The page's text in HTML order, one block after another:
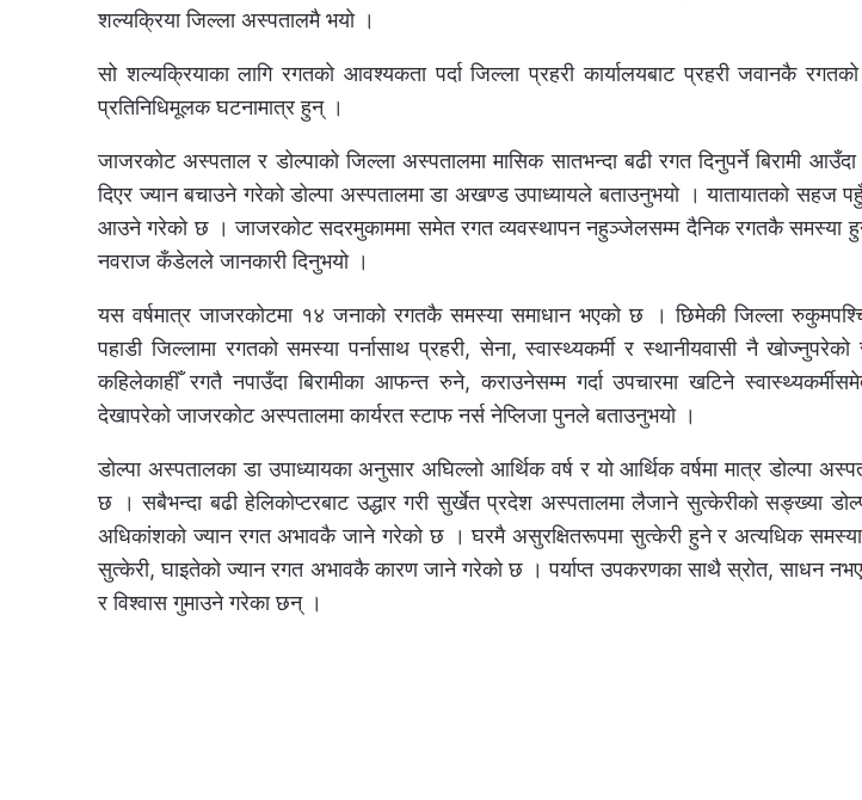
शल्यक्रिया जिल्ला अस्पतालमै भयो ।
सो शल्यक्रियाका लागि रगतको आवश्यकता पर्दा जिल्ला प्रहरी कार्यालयबाट प्रहरी जवानकै
प्रतिनिधिमूलक घटनामात्र हुन् ।
जाजरकोट अस्पताल र डोल्पाको जिल्ला अस्पतालमा मासिक सातभन्दा बढी रगत दिनुपर्ने बिरामी
दिएर ज्यान बचाउने गरेको डोल्पा अस्पतालमा डा अखण्ड उपाध्यायले बताउनुभयो । यातायातको सहज
आउने गरेको छ । जाजरकोट सदरमुकाममा समेत रगत व्यवस्थापन नहुञ्जेलसम्म दैनिक रगतकै समस्या हुने
नवराज कँडेलले जानकारी दिनुभयो ।
यस वर्षमात्र जाजरकोटमा १४ जनाको रगतकै समस्या समाधान भएको छ । छिमेकी जिल्ला
पहाडी जिल्लामा रगतको समस्या पर्नासाथ प्रहरी, सेना, स्वास्थ्यकर्मी र स्थानीयवासी नै
कहिलेकाहीँ रगतै नपाउँदा बिरामीका आफन्त रुने, कराउनेसम्म गर्दा उपचारमा खटिने
देखापरेको जाजरकोट अस्पतालमा कार्यरत स्टाफ नर्स नेप्लिजा पुनले बताउनुभयो ।
डोल्पा अस्पतालका डा उपाध्यायका अनुसार अघिल्लो आर्थिक वर्ष र यो आर्थिक वर्षमा मात्र डोल्पा
छ । सबैभन्दा बढी हेलिकोप्टरबाट उद्धार गरी सुर्खेत प्रदेश अस्पतालमा लैजाने सुत्केरीको सङ्ख्या
अधिकांशको ज्यान रगत अभावकै जाने गरेको छ । घरमै असुरक्षितरूपमा सुत्केरी हुने र अत्यधिक
सुत्केरी, घाइतेको ज्यान रगत अभावकै कारण जाने गरेको छ । पर्याप्त उपकरणका साथै स्रोत, साधन
र विश्वास गुमाउने गरेका छन् ।